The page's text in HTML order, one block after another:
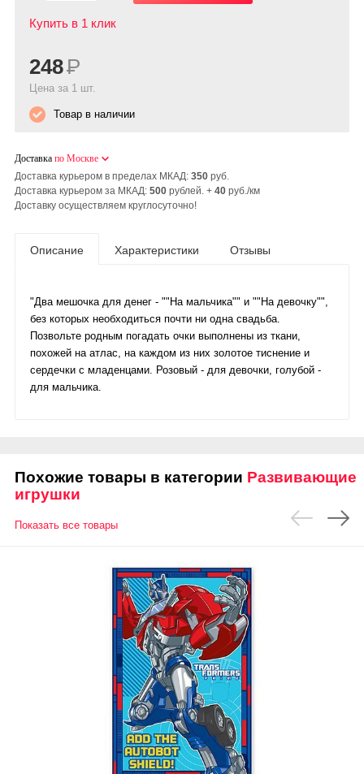
Купить в 1 клик
248Р
Цена за 1 шт.
Товар в наличии
Доставка по Москве
Доставка курьером в пределах МКАД: 350 руб.
Доставка курьером за МКАД: 500 рублей. + 40 руб./км
Доставку осуществляем круглосуточно!
Описание Характеристики Отзывы
"Два мешочка для денег - ""На мальчика"" и ""На девочку"",
без которых необходиться почти ни одна свадьба.
Позвольте родным погадать очки выполнены из ткани,
похожей на атлас, на каждом из них золотое тиснение и
сердечки с младенцами. Розовый - для девочки, голубой -
для мальчика.
Похожие товары в категории Развивающие
игрушки
Показать все товары